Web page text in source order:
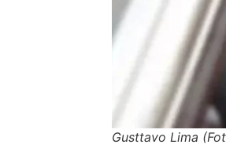
Gusttavo Lima